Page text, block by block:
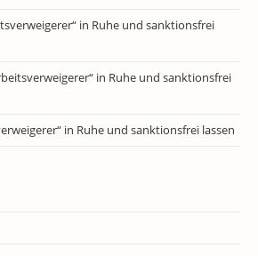
in Ruhe und sanktionsfrei
in Ruhe und sanktionsfrei
in Ruhe und sanktionsfrei lassen